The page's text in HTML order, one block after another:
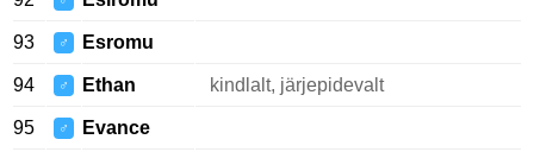
93 ♂ Esromu
94 ♂ Ethan kindlalt, järjepidevalt
95 ♂ Evance